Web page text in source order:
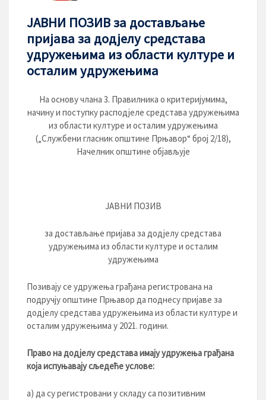
ЈАВНИ ПОЗИВ за достављање
пријава за додјелу средстава
удружењима из области културе и
осталим удружењима
На основу члана 3. Правилника о критеријумима,
начину и поступку расподјеле средстава удружењима
из области културе и осталим удружењима
(„Службени гласник општине Прњавор“ број 2/18),
Начелник општине објављује
ЈАВНИ ПОЗИВ
за достављање пријава за додјелу средстава
удружењима из области културe и осталим
удружењима
Позивају се удружења грађана регистрована на
подручју општине Прњавор да поднесу пријаве за
додјелу средстава удружењима из области културе и
осталим удружењима у 2021. години.
Право на додјелу средстава имају удружења грађана
која испуњавају сљедеће услове:
а) да су регистровани у складу са позитивним